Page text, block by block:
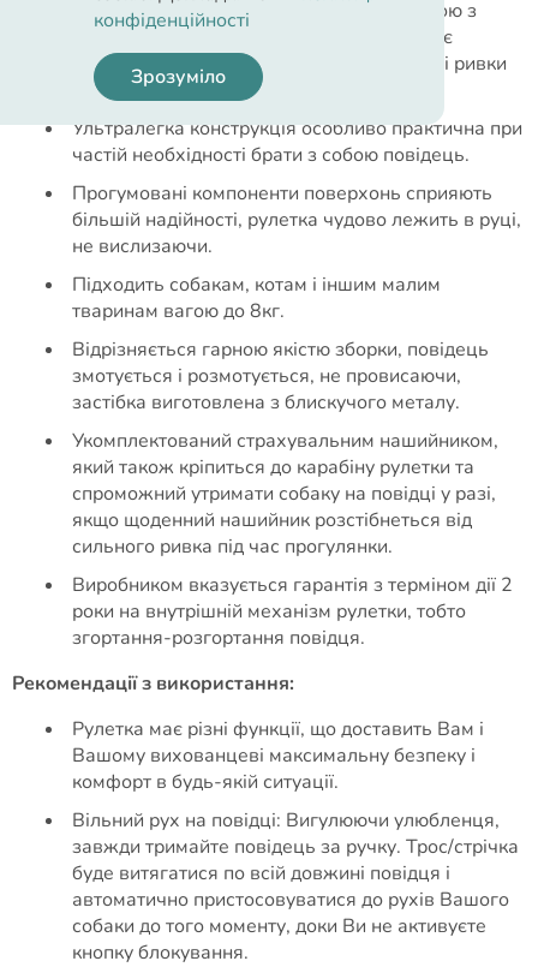
Оснащений чудовою гальмівною системою з
укороченою довжиною ходу, що дозволяє
господареві швидко реагувати на раптові ривки
собаки.
Ультралегка конструкція особливо практична при
частій необхідності брати з собою повідець.
Прогумовані компоненти поверхонь сприяють
більшій надійності, рулетка чудово лежить в руці,
не вислизаючи.
Підходить собакам, котам і іншим малим
тваринам вагою до 8кг.
Відрізняється гарною якістю зборки, повідець
змотується і розмотується, не провисаючи,
застібка виготовлена з блискучого металу.
Укомплектований страхувальним нашийником,
який також кріпиться до карабіну рулетки та
спроможний утримати собаку на повідці у разі,
якщо щоденний нашийник розстібнеться від
сильного ривка під час прогулянки.
Виробником вказується гарантія з терміном дії 2
роки на внутрішній механізм рулетки, тобто
згортання-розгортання повідця.
Рекомендації з використання:
Рулетка має різні функції, що доставить Вам і
Вашому вихованцеві максимальну безпеку і
комфорт в будь-якій ситуації.
Вільний рух на повідці: Вигулюючи улюбленця,
завжди тримайте повідець за ручку. Трос/стрічка
буде витягатися по всій довжині повідця і
автоматично пристосовуватися до рухів Вашого
собаки до того моменту, доки Ви не активуєте
кнопку блокування.
конфіденційності
Зрозуміло